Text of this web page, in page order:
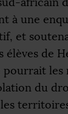
à une
et
élèves de
pourrait les
du